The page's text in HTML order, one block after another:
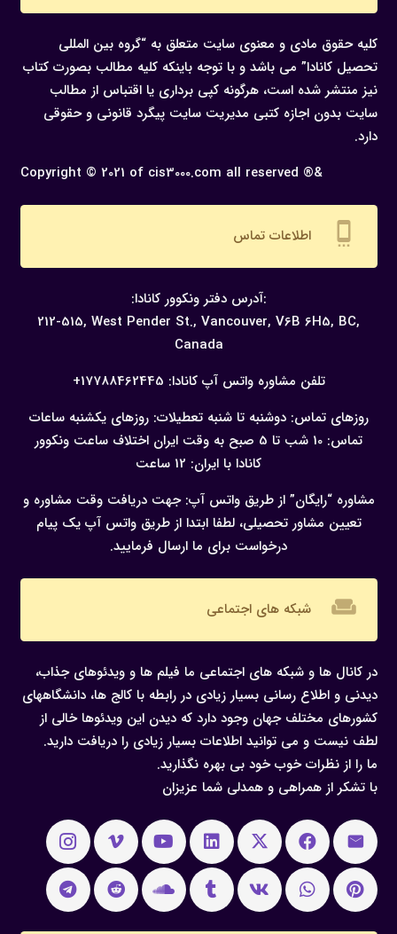
کلیه حقوق مادی و معنوی سایت متعلق به “گروه بین المللی
تحصیل کانادا” می باشد و با توجه باینکه کلیه مطالب بصورت کتاب
نیز منتشر شده است، هرگونه كپی برداری یا اقتباس از مطالب
سایت بدون اجازه كتبی مدیریت سایت پیگرد قانونی و حقوقی
دارد.
Copyright © 2021 of cis3000.com all reserved ®&
settings_cell اطلاعات تماس
:آدرس دفتر ونکوور کانادا:
212-515, West Pender St., Vancouver, V6B 6H5, BC,
Canada
تلفن مشاوره واتس آپ کانادا: 17788462445+
روزهای تماس: دوشنبه تا شنبه تعطیلات: روزهای یکشنبه ساعات
تماس: 10 شب تا 5 صبح به وقت ایران
اختلاف ساعت ونکوور
کانادا با ایران: 12 ساعت
مشاوره “رایگان” از طریق واتس آپ: جهت دریافت وقت مشاوره و
تعیین مشاور تحصیلی، لطفا ابتدا از طریق واتس آپ یک پیام
درخواست برای ما ارسال فرمایید.
weekend شبکه های اجتماعی
در کانال ها و شبکه های اجتماعی ما فیلم ها و ویدئوهای جذاب،
دیدنی و اطلاع رسانی بسیار زیادی در رابطه با کالج ها، دانشگاههای
کشورهای مختلف جهان وجود دارد که دیدن این ویدئوها خالی از
لطف نیست و می توانید اطلاعات بسیار زیادی را دریافت دارید.
ما را از نظرات خوب خود بی بهره نگذارید.
با تشکر از همراهی و همدلی شما عزیزان